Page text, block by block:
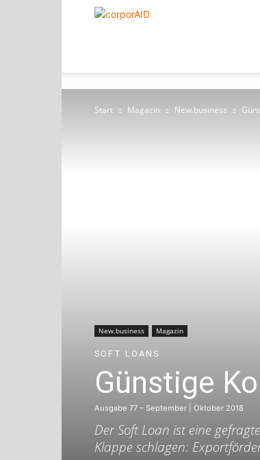
corporAID
Start Magazin New.business
New.business Magazin
SOFT LOANS
Günstige
Ausgabe 77 – September | Oktober 2018
Der Soft Loan ist eine
Klappe schlagen: